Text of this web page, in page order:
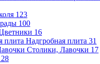
123
100
16
Надгробная плита 31
Столики, Лавочки 17
28